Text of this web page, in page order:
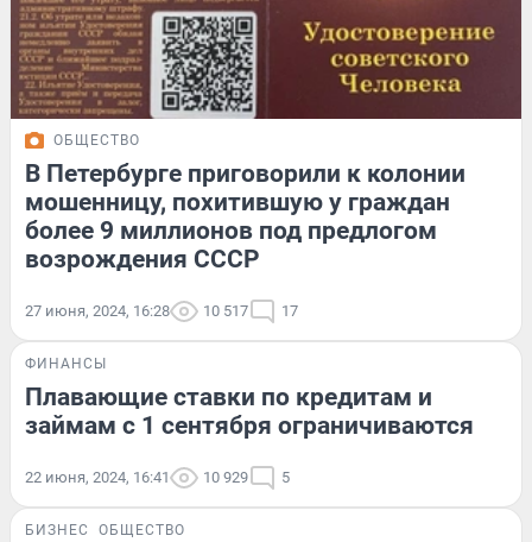
ОБЩЕСТВО
В Петербурге приговорили к колонии
мошенницу, похитившую у граждан
более 9 миллионов под предлогом
возрождения СССР
27 июня, 2024, 16:28 10 517 17
ФИНАНСЫ
Плавающие ставки по кредитам и
займам с 1 сентября ограничиваются
22 июня, 2024, 16:41 10 929 5
БИЗНЕС ОБЩЕСТВО